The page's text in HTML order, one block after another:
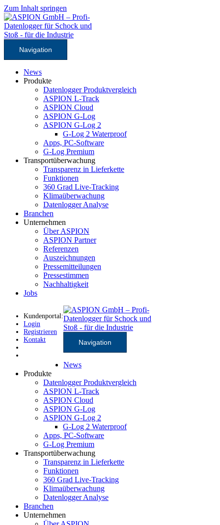
Zum Inhalt springen
Navigation
News
Produkte
Datenlogger Produktvergleich
ASPION L-Track
ASPION Cloud
ASPION G-Log
ASPION G-Log 2
G-Log 2 Waterproof
Apps, PC-Software
G-Log Premium
Transportüberwachung
Transparenz in Lieferkette
Funktionen
360 Grad Live-Tracking
Klimaüberwachung
Datenlogger Analyse
Branchen
Unternehmen
Über ASPION
ASPION Partner
Referenzen
Auszeichnungen
Pressemitteilungen
Pressestimmen
Nachhaltigkeit
Jobs
Kundenportal:
Login
Registrieren
Kontakt
Navigation
News
Produkte
Datenlogger Produktvergleich
ASPION L-Track
ASPION Cloud
ASPION G-Log
ASPION G-Log 2
G-Log 2 Waterproof
Apps, PC-Software
G-Log Premium
Transportüberwachung
Transparenz in Lieferkette
Funktionen
360 Grad Live-Tracking
Klimaüberwachung
Datenlogger Analyse
Branchen
Unternehmen